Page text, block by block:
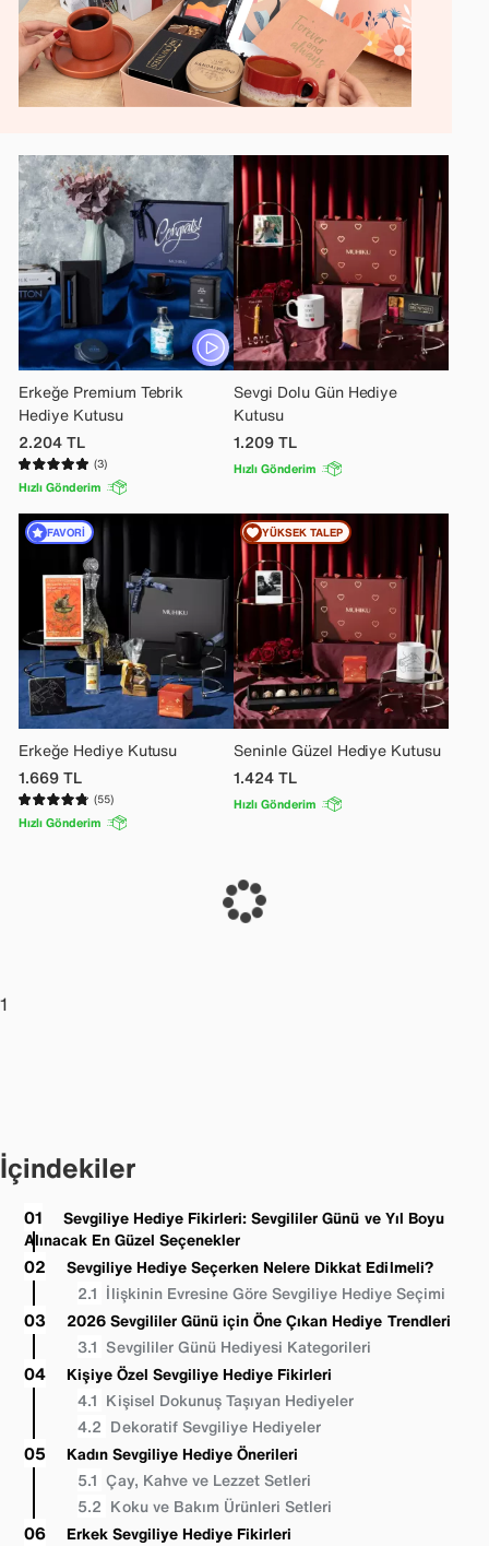
Erkeğe Premium Tebrik
Hediye Kutusu
2.204TL
(3)
Hızlı Gönderim
Sevgi Dolu Gün Hediye
Kutusu
1.209TL
Hızlı Gönderim
Erkeğe Hediye Kutusu
1.669TL
(55)
Hızlı Gönderim
FAVORI
Seninle Güzel Hediye Kutusu
1.424TL
Hızlı Gönderim
YÜKSEK TALEP
1
İçindekiler
Sevgiliye Hediye Fikirleri: Sevgililer Günü ve Yıl Boyu
Alınacak En Güzel Seçenekler
Sevgiliye Hediye Seçerken Nelere Dikkat Edilmeli?
İlişkinin Evresine Göre Sevgiliye Hediye Seçimi
2026 Sevgililer Günü için Öne Çıkan Hediye Trendleri
Sevgililer Günü Hediyesi Kategorileri
Kişiye Özel Sevgiliye Hediye Fikirleri
Kişisel Dokunuş Taşıyan Hediyeler
Dekoratif Sevgiliye Hediyeler
Kadın Sevgiliye Hediye Önerileri
Çay, Kahve ve Lezzet Setleri
Koku ve Bakım Ürünleri Setleri
Erkek Sevgiliye Hediye Fikirleri